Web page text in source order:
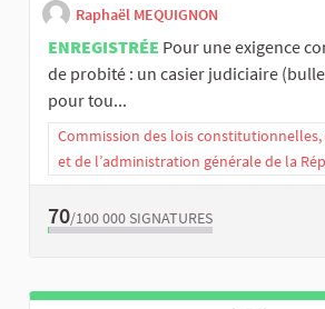
Raphaël MEQUIGNON
ENREGISTRÉE Pour une exigence
de probité : un casier judiciaire
pour tou...
Commission des lois
et de l’administration générale de la
70/100 000 SIGNATURES